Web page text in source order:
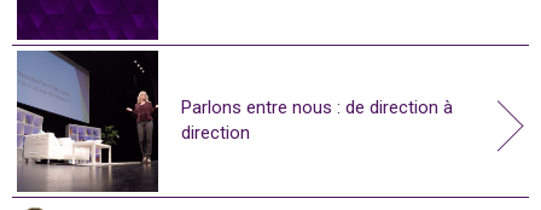
Parlons entre nous : de direction à
direction